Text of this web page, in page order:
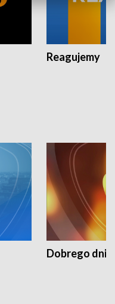
Reagujemy
Dobrego dnia